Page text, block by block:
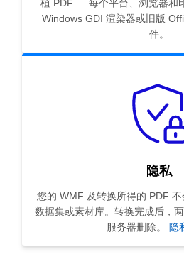
植 PDF — 每个平台、浏览器和
Windows GDI 渲染器或旧版
件。
隐私
您的 WMF 及转换所得的 PDF 不
数据集或素材库。转换完成后，
服务器删除。
隐